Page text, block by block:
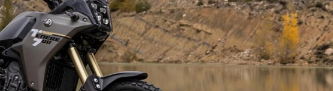
Tenere
700
World
Raid
WR125R